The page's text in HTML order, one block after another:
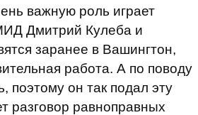
важную роль играет
Дмитрий Кулеба и
заранее в Вашингтон,
работа. А по поводу
поэтому он так подал эту
разговор равноправных